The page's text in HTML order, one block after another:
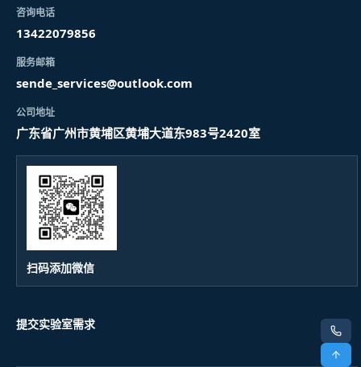
电话
顶部
咨询电话
13422079856
服务邮箱
sende_services@outlook.com
公司地址
广东省广州市黄埔区黄埔大道东983号2420室
扫码添加微信
提交实验室需求